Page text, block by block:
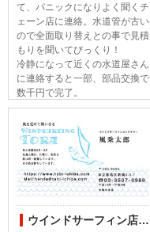
て、パニックになりよく聞くチ
ェーン店に連絡。水道管が古い
ので全面取り替えとの事で見積
もりを聞いてびっくり！
冷静になって近くの水道屋さん
に連絡すると一部、部品交換で
数千円で完了。
皆さんもそんな経験ありません
か？
ウインドサーフィン店の名刺デザインしてみました